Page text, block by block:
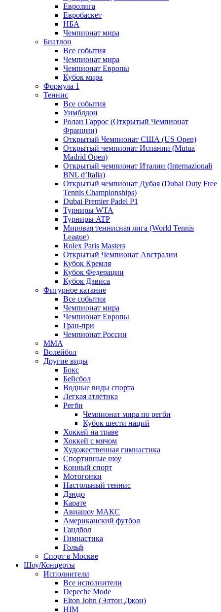
Евролига
Евробаскет
НБА
Чемпионат мира
Биатлон
Все события
Чемпионат мира
Чемпионат Европы
Кубок мира
Формула 1
Теннис
Все события
Уимблдон
Ролан Гаррос (Открытый Чемпионат
Франции)
Открытый Чемпионат США (US Open)
Открытый чемпионат Испании (Mutua
Madrid Open)
Открытый чемпионат Италии (Internazionali
BNL d’Italia)
Открытый чемпионат Дубая (Dubai Duty Free
Tennis Championships)
Dubai Premier Padel P1
Турниры WTA
Турниры ATP
Мировая теннисная лига (World Tennis
League)
Rolex Paris Masters
Открытый Чемпионат Австралии
Кубок Кремля
Кубок Федерации
Кубок Дэвиса
Фигурное катание
Все события
Чемпионат мира
Чемпионат Европы
Гран-при
Чемпионат России
MMA
Волейбол
Другие виды
Бокс
Бейсбол
Водные виды спорта
Легкая атлетика
Регби
Чемпионат мира по регби
Кубок шести наций
Хоккей на траве
Хоккей с мячом
Художественная гимнастика
Спортивные шоу
Конный спорт
Мотогонки
Настольный теннис
Дзюдо
Карате
Авиашоу МАКС
Американский футбол
Гандбол
Гимнастика
Гольф
Спорт в Москве
Шоу/Концерты
Исполнители
Все исполнители
Depeche Mode
Elton John (Элтон Джон)
HIM